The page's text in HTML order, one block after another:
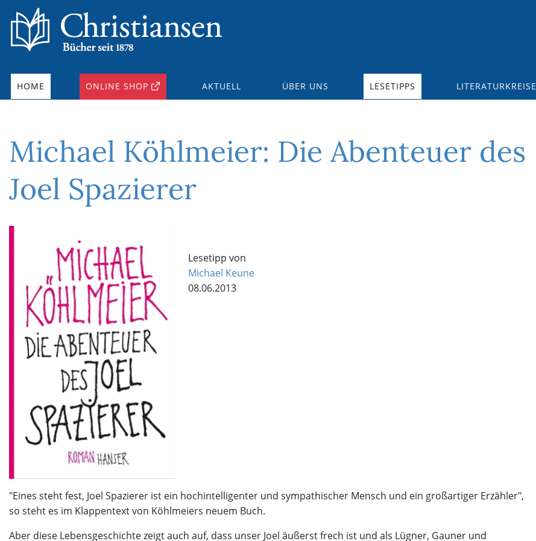
HOME ONLINE SHOP AKTUELL ÜBER UNS LESETIPPS LITERATURKREISE
Michael Köhlmeier: Die Abenteuer des
Joel Spazierer
Lesetipp von
Michael Keune
08.06.2013
"Eines steht fest, Joel Spazierer ist ein hochintelligenter und sympathischer Mensch und ein großartiger Erzähler",
so steht es im Klappentext von Köhlmeiers neuem Buch.
Aber diese Lebensgeschichte zeigt auch auf, dass unser Joel äußerst frech ist und als Lügner, Gauner und